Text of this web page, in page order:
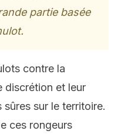
partie basée
contre la
discrétion et leur
sur le territoire.
ces rongeurs